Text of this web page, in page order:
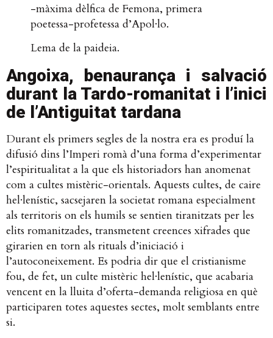
-màxima dèlfica de Femona, primera
poetessa-profetessa d’Apol·lo.
Lema de la paideia.
Angoixa, benaurança i salvació
durant la Tardo-romanitat i l’inici
de l’Antiguitat tardana
Durant els primers segles de la nostra era es produí la
difusió dins l’Imperi romà d’una forma d’experimentar
l’espiritualitat a la que els historiadors han anomenat
com a cultes mistèric-orientals. Aquests cultes, de caire
hel·lenístic, sacsejaren la societat romana especialment
als territoris on els humils se sentien tiranitzats per les
elits romanitzades, transmetent creences xifrades que
girarien en torn als rituals d’iniciació i
l’autoconeixement. Es podria dir que el cristianisme
fou, de fet, un culte mistèric hel·lenístic, que acabaria
vencent en la lluita d’oferta-demanda religiosa en què
participaren totes aquestes sectes, molt semblants entre
si.